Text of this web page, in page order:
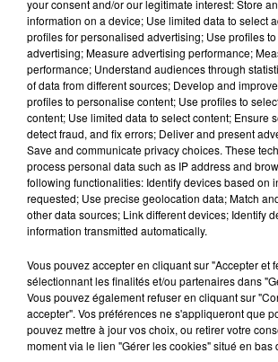
avec la participation de 2 sportives de
partageront leurs expériences.
Le déroulement de
Samedi 27 Mai au Lundi 29
Toutes les épreuves se dérouleront entre
14h et le Dimanche 28 Mai 2023 18h.
Samedi 27 Mai 2023
RDV à l'auberge de jeunesse au Château
Saverne.
• 12h à 14h : Accueil des participantes :
administratifs, retrait des dossiers, photos
équipes, distribution des welcome bag
• 14h30 : Épreuve Bike & Run + épreuve
your consent and/or our legitimate interest: Store
information on a device; Use limited data to select
profiles for personalised advertising; Use profiles
advertising; Measure advertising performance;
performance; Understand audiences through
of data from different sources; Develop and
profiles to personalise content; Use profiles to
content; Use limited data to select content; Ensure
detect fraud, and fix errors; Deliver and present
Save and communicate privacy choices. These
process personal data such as IP address and
following functionalities: Identify devices based on
requested; Use precise geolocation data; Match
other data sources; Link different devices; Identify
information transmitted automatically.
Vous pouvez accepter en cliquant sur "Accepter et
sélectionnant les finalités et/ou partenaires dans
Vous pouvez également refuser en cliquant sur
accepter". Vos préférences ne s'appliqueront que
pouvez mettre à jour vos choix, ou retirer votre
moment via le lien "Gérer les cookies" situé en bas